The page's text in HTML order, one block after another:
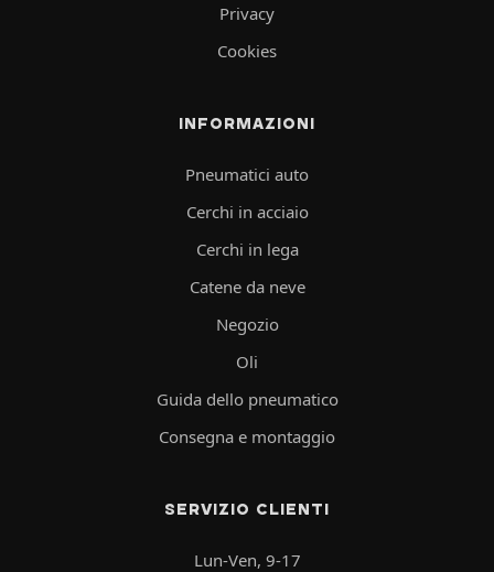
Privacy
Cookies
INFORMAZIONI
Pneumatici auto
Cerchi in acciaio
Cerchi in lega
Catene da neve
Negozio
Oli
Guida dello pneumatico
Consegna e montaggio
SERVIZIO CLIENTI
Lun-Ven, 9-17